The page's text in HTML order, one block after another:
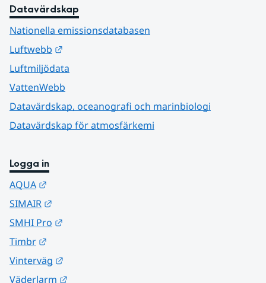
Datavärdskap
Nationella emissionsdatabasen
Luftwebb
Luftmiljödata
VattenWebb
Datavärdskap, oceanografi och marinbiologi
Datavärdskap för atmosfärkemi
Logga in
AQUA
SIMAIR
SMHI Pro
Timbr
Vinterväg
Väderlarm